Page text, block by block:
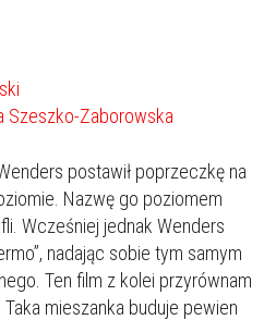
Szeszko-Zaborowska
postawił poprzeczkę na
Nazwę go poziomem
Wcześniej jednak Wenders
nadając sobie tym samym
Ten film z kolei przyrównam
mieszanka buduje pewien